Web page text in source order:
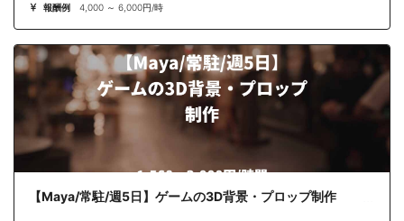
報酬例 4,000 ～ 6,000円/時
【Maya/常駐/週5日】ゲームの3D背景・プロップ制作